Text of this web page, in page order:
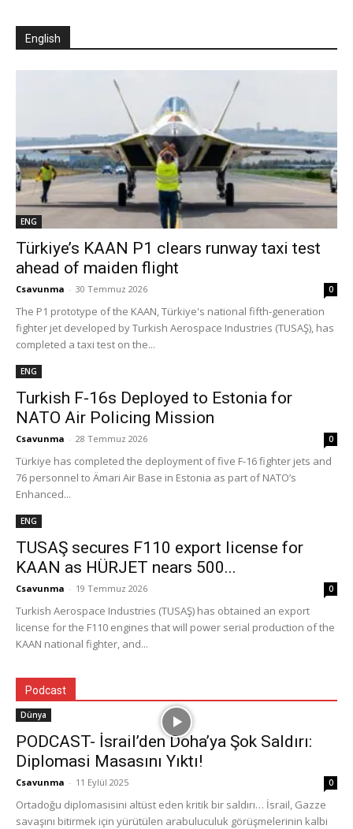
English
ENG
Türkiye’s KAAN P1 clears runway taxi test
ahead of maiden flight
Csavunma - 30 Temmuz 2026 0
The P1 prototype of the KAAN, Türkiye's national fifth-generation
fighter jet developed by Turkish Aerospace Industries (TUSAŞ), has
completed a taxi test on the...
ENG
Turkish F-16s Deployed to Estonia for
NATO Air Policing Mission
Csavunma - 28 Temmuz 2026 0
Türkiye has completed the deployment of five F-16 fighter jets and
76 personnel to Ämari Air Base in Estonia as part of NATO’s
Enhanced...
ENG
TUSAŞ secures F110 export license for
KAAN as HÜRJET nears 500...
Csavunma - 19 Temmuz 2026 0
Turkish Aerospace Industries (TUSAŞ) has obtained an export
license for the F110 engines that will power serial production of the
KAAN national fighter, and...
Podcast
Dünya
PODCAST- İsrail’den Doha’ya Şok Saldırı:
Diplomasi Masasını Yıktı!
Csavunma - 11 Eylül 2025 0
Ortadoğu diplomasisini altüst eden kritik bir saldırı… İsrail, Gazze
savaşını bitirmek için yürütülen arabuluculuk görüşmelerinin kalbi